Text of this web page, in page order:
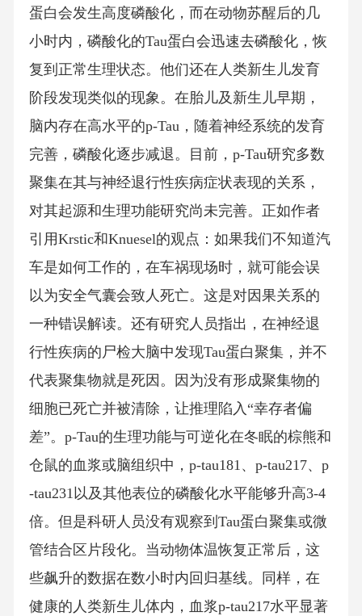
蛋白会发生高度磷酸化，而在动物苏醒后的几
小时内，磷酸化的Tau蛋白会迅速去磷酸化，恢
复到正常生理状态。他们还在人类新生儿发育
阶段发现类似的现象。在胎儿及新生儿早期，
脑内存在高水平的p-Tau，随着神经系统的发育
完善，磷酸化逐步减退。目前，p-Tau研究多数
聚集在其与神经退行性疾病症状表现的关系，
对其起源和生理功能研究尚未完善。正如作者
引用Krstic和Knuesel的观点：如果我们不知道汽
车是如何工作的，在车祸现场时，就可能会误
以为安全气囊会致人死亡。这是对因果关系的
一种错误解读。还有研究人员指出，在神经退
行性疾病的尸检大脑中发现Tau蛋白聚集，并不
代表聚集物就是死因。因为没有形成聚集物的
细胞已死亡并被清除，让推理陷入“幸存者偏
差”。p-Tau的生理功能与可逆化在冬眠的棕熊和
仓鼠的血浆或脑组织中，p-tau181、p-tau217、p
-tau231以及其他表位的磷酸化水平能够升高3-4
倍。但是科研人员没有观察到Tau蛋白聚集或微
管结合区片段化。当动物体温恢复正常后，这
些飙升的数据在数小时内回归基线。同样，在
健康的人类新生儿体内，血浆p-tau217水平显著